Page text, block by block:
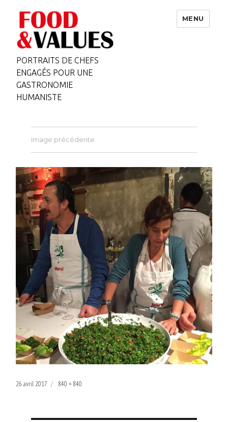
PORTRAITS DE CHEFS
ENGAGÉS POUR UNE
GASTRONOMIE
HUMANISTE
MENU
Image précédente
Publié
26 avril 2017
Taille
840 × 840